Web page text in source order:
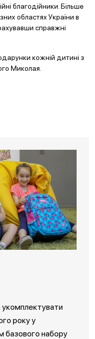
благодійники. Більше
областях України в
справжні
кожній дитині з
Миколая.
укомплектувати
року у
базового набору